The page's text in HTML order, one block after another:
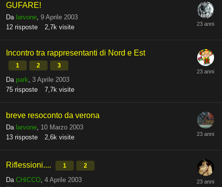
GUFARE!
Da larvone 9 Aprile 2003
12 risposte 2,7k visite
Incontro tra rappresentanti di Nord e Est
1 2 3
Da park 3 Aprile 2003
75 risposte 7,7k visite
breve resoconto da verona
Da larvone 10 Marzo 2003
13 risposte 2,6k visite
Riflessioni.... 1 2
Da CHICCO 4 Aprile 2003